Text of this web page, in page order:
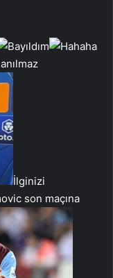
İlginizi
son maçına